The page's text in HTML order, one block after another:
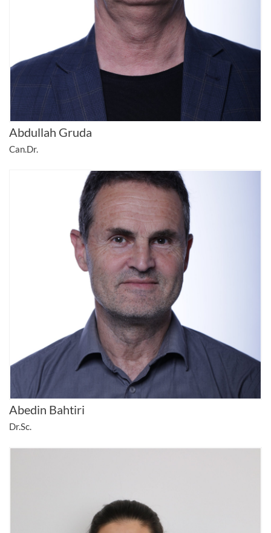
Abdullah Gruda
Can.Dr.
Abedin Bahtiri
Dr.Sc.